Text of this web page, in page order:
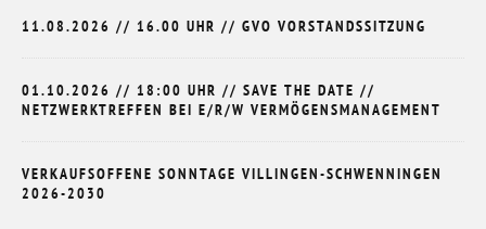
11.08.2026 // 16.00 UHR // GVO VORSTANDSSITZUNG
01.10.2026 // 18:00 UHR // SAVE THE DATE //
NETZWERKTREFFEN BEI E/R/W VERMÖGENSMANAGEMENT
VERKAUFSOFFENE SONNTAGE VILLINGEN-SCHWENNINGEN
2026-2030